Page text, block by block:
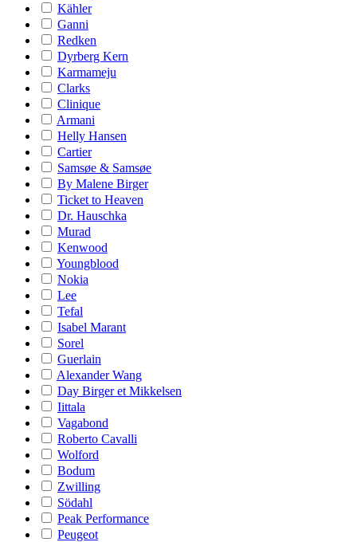
Kähler
Ganni
Redken
Dyrberg Kern
Karmameju
Clarks
Clinique
Armani
Helly Hansen
Cartier
Samsøe & Samsøe
By Malene Birger
Ticket to Heaven
Dr. Hauschka
Murad
Kenwood
Youngblood
Nokia
Lee
Tefal
Isabel Marant
Sorel
Guerlain
Alexander Wang
Day Birger et Mikkelsen
Iittala
Vagabond
Roberto Cavalli
Wolford
Bodum
Zwilling
Södahl
Peak Performance
Peugeot